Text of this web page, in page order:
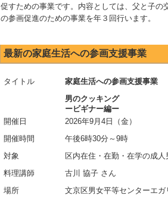
促すための事業です。内容としては、父と子
の参画促進のための事業を年３回行います。
最新の家庭生活への参画支援事業
タイトル
家庭生活への参画支援事業
男のクッキング
ービギナー編ー
開催日
2026年9月4日（金）
開催時間
午後6時30分～9時
対象
区内在住・在勤・在学の成人
料理講師
古川 協子 さん
場所
文京区男女平等センターエ